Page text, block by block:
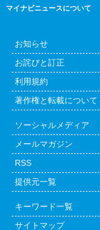
マイナビニュースについて
お知らせ
お詫びと訂正
利用規約
著作権と転載について
ソーシャルメディア
メールマガジン
RSS
提供元一覧
キーワード一覧
サイトマップ